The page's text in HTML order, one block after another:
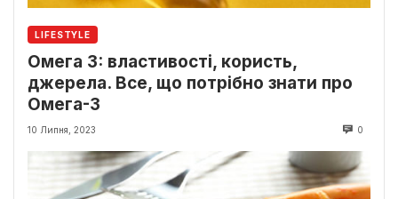
LIFESTYLE
Омега 3: властивості, користь,
джерела. Все, що потрібно знати про
Омега-3
10 Липня, 2023 0